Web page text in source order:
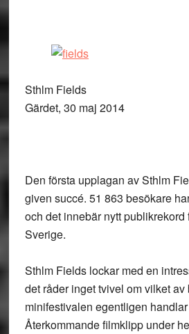
Sthlm Fields
Gärdet, 30 maj 2014
Den första upplagan av Sthlm
given succé. 51 863 besökare
och det innebär nytt publikrekord
Sverige.
Sthlm Fields lockar med en
det råder inget tvivel om vilket av
minifestivalen egentligen
Återkommande filmklipp under